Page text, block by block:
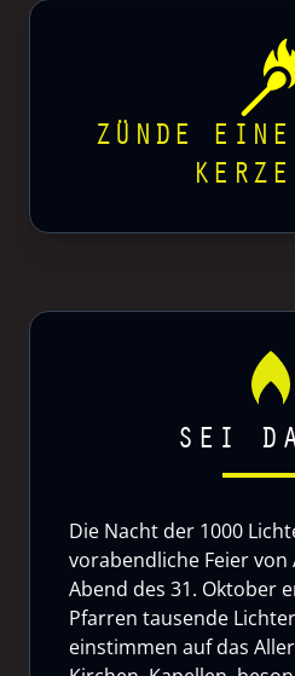
ZÜNDE
SEI
Die Nacht der 1000
vorabendliche Feier von
Abend des 31. Oktober
Pfarren tausende
einstimmen auf das